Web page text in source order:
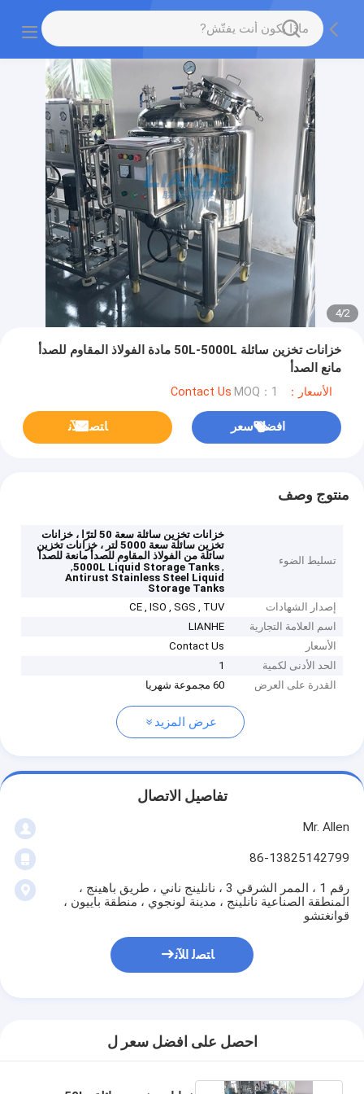
2
/
4
خزانات تخزين سائلة 50L-5000L مادة الفولاذ المقاوم للصدأ
مانع الصدأ
الأسعار：Contact Us MOQ：1
افضل سعر ﺎﺘﺼﻟ ﺍﻶﻧ
منتوج وصف
تسليط الضوء
خزانات تخزين سائلة سعة 50 لترًا ، خزانات
تخزين سائلة سعة 5000 لتر ، خزانات تخزين
سائلة من الفولاذ المقاوم للصدأ مانعة للصدأ
,
5000L Liquid Storage Tanks
,
Antirust Stainless Steel Liquid
Storage Tanks
إصدار الشهادات
CE , ISO , SGS , TUV
اسم العلامة التجارية
LIANHE
الأسعار
Contact Us
الحد الأدنى لكمية
1
القدرة على العرض
60 مجموعة شهريا
عرض المزيد
تفاصيل الاتصال
Mr. Allen
86-13825142799
رقم 1 ، الممر الشرقي 3 ، نانلينج ناني ، طريق باهينج ،
المنطقة الصناعية نانلينج ، مدينة لونجوي ، منطقة باييون ،
قوانغتشو
ﺎﺘﺼﻟ ﺍﻶﻧ
احصل على افضل سعر ل